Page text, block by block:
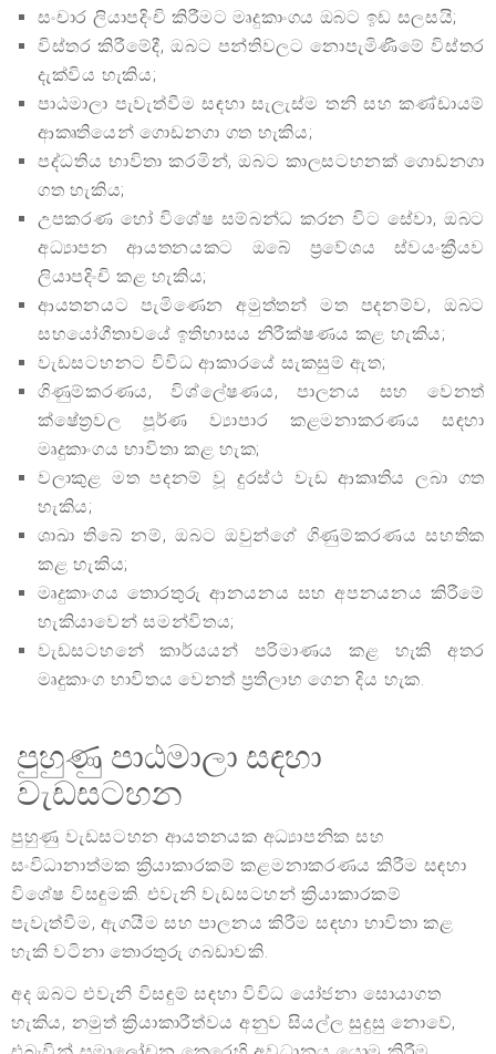
සංචාර ලියාපදිංචි කිරීමට මෘදුකාංගය ඔබට ඉඩ සලසයි;
විස්තර කිරීමේදී, ඔබට පන්තිවලට නොපැමිණීමේ විස්තර
දැක්විය හැකිය;
පාඨමාලා පැවැත්වීම සඳහා සැලැස්ම තනි සහ කණ්ඩායම්
ආකෘතියෙන් ගොඩනගා ගත හැකිය;
පද්ධතිය භාවිතා කරමින්, ඔබට කාලසටහනක් ගොඩනගා
ගත හැකිය;
උපකරණ හෝ විශේෂ සම්බන්ධ කරන විට සේවා, ඔබට
අධ්‍යාපන ආයතනයකට ඔබේ ප්‍රවේශය ස්වයංක්‍රීයව
ලියාපදිංචි කළ හැකිය;
ආයතනයට පැමිණෙන අමුත්තන් මත පදනම්ව, ඔබට
සහයෝගීතාවයේ ඉතිහාසය නිරීක්ෂණය කළ හැකිය;
වැඩසටහනට විවිධ ආකාරයේ සැකසුම් ඇත;
ගිණුම්කරණය, විශ්ලේෂණය, පාලනය සහ වෙනත්
ක්ෂේත්‍රවල පූර්ණ ව්‍යාපාර කළමනාකරණය සඳහා
මෘදුකාංගය භාවිතා කළ හැක;
වලාකුළ මත පදනම් වූ දුරස්ථ වැඩ ආකෘතිය ලබා ගත
හැකිය;
ශාඛා තිබේ නම්, ඔබට ඔවුන්ගේ ගිණුම්කරණය සහතික
කළ හැකිය;
මෘදුකාංගය තොරතුරු ආනයනය සහ අපනයනය කිරීමේ
හැකියාවෙන් සමන්විතය;
වැඩසටහනේ කාර්යයන් පරිමාණය කළ හැකි අතර
මෘදුකාංග භාවිතය වෙනත් ප්‍රතිලාභ ගෙන දිය හැක.
පුහුණු පාඨමාලා සඳහා
වැඩසටහන
පුහුණු වැඩසටහන ආයතනයක අධ්‍යාපනික සහ
සංවිධානාත්මක ක්‍රියාකාරකම් කළමනාකරණය කිරීම සඳහා
විශේෂ විසඳුමකි. එවැනි වැඩසටහන් ක්‍රියාකාරකම්
පැවැත්වීම, ඇගයීම සහ පාලනය කිරීම සඳහා භාවිතා කළ
හැකි වටිනා තොරතුරු ගබඩාවකි.
අද ඔබට එවැනි විසඳුම් සඳහා විවිධ යෝජනා සොයාගත
හැකිය, නමුත් ක්‍රියාකාරීත්වය අනුව සියල්ල සුදුසු නොවේ,